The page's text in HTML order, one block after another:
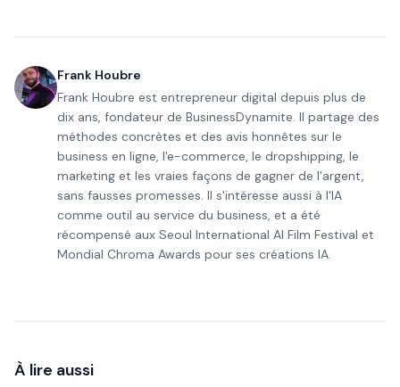
Frank Houbre
Frank Houbre est entrepreneur digital depuis plus de
dix ans, fondateur de BusinessDynamite. Il partage des
méthodes concrètes et des avis honnêtes sur le
business en ligne, l'e-commerce, le dropshipping, le
marketing et les vraies façons de gagner de l'argent,
sans fausses promesses. Il s'intéresse aussi à l'IA
comme outil au service du business, et a été
récompensé aux Seoul International AI Film Festival et
Mondial Chroma Awards pour ses créations IA.
À lire aussi